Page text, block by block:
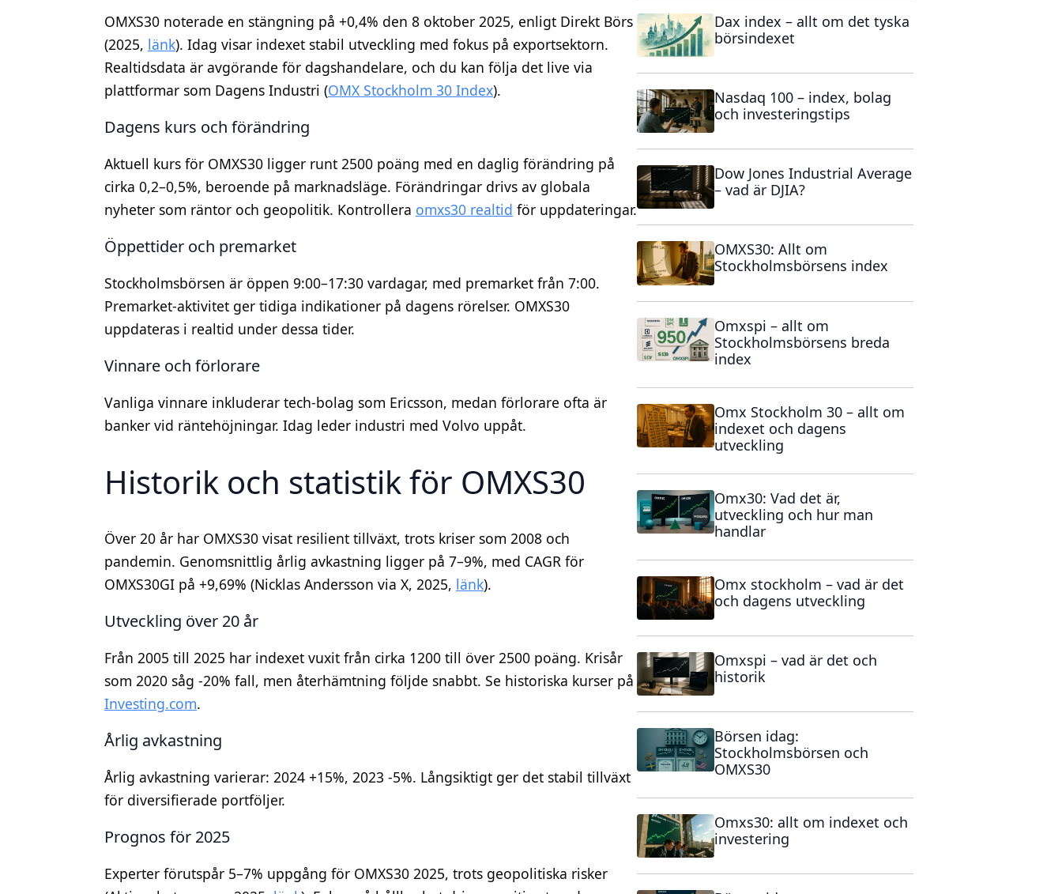
OMXS30 noterade en stängning på +0,4% den 8 oktober 2025, enligt Direkt Börs
(2025, länk). Idag visar indexet stabil utveckling med fokus på exportsektorn.
Realtidsdata är avgörande för dagshandelare, och du kan följa det live via
plattformar som Dagens Industri (OMX Stockholm 30 Index).
Dagens kurs och förändring
Aktuell kurs för OMXS30 ligger runt 2500 poäng med en daglig förändring på
cirka 0,2–0,5%, beroende på marknadsläge. Förändringar drivs av globala
nyheter som räntor och geopolitik. Kontrollera omxs30 realtid för uppdateringar.
Öppettider och premarket
Stockholmsbörsen är öppen 9:00–17:30 vardagar, med premarket från 7:00.
Premarket-aktivitet ger tidiga indikationer på dagens rörelser. OMXS30
uppdateras i realtid under dessa tider.
Vinnare och förlorare
Vanliga vinnare inkluderar tech-bolag som Ericsson, medan förlorare ofta är
banker vid räntehöjningar. Idag leder industri med Volvo uppåt.
Historik och statistik för OMXS30
Över 20 år har OMXS30 visat resilient tillväxt, trots kriser som 2008 och
pandemin. Genomsnittlig årlig avkastning ligger på 7–9%, med CAGR för
OMXS30GI på +9,69% (Nicklas Andersson via X, 2025, länk).
Utveckling över 20 år
Från 2005 till 2025 har indexet vuxit från cirka 1200 till över 2500 poäng. Krisår
som 2020 såg -20% fall, men återhämtning följde snabbt. Se historiska kurser på
Investing.com.
Årlig avkastning
Årlig avkastning varierar: 2024 +15%, 2023 -5%. Långsiktigt ger det stabil tillväxt
för diversifierade portföljer.
Prognos för 2025
Experter förutspår 5–7% uppgång för OMXS30 2025, trots geopolitiska risker
Dax index – allt om det tyska
börsindexet
Nasdaq 100 – index, bolag
och investeringstips
Dow Jones Industrial Average
– vad är DJIA?
OMXS30: Allt om
Stockholmsbörsens index
Omxspi – allt om
Stockholmsbörsens breda
index
Omx Stockholm 30 – allt om
indexet och dagens
utveckling
Omx30: Vad det är,
utveckling och hur man
handlar
Omx stockholm – vad är det
och dagens utveckling
Omxspi – vad är det och
historik
Börsen idag:
Stockholmsbörsen och
OMXS30
Omxs30: allt om indexet och
investering